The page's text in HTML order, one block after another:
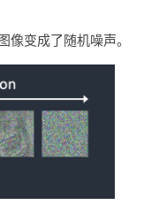
变成了随机噪声。